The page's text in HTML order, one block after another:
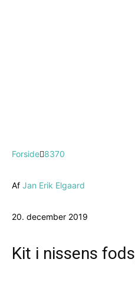
Forside 8370
Af Jan Erik Elgaard
20. december 2019
Kit i nissens